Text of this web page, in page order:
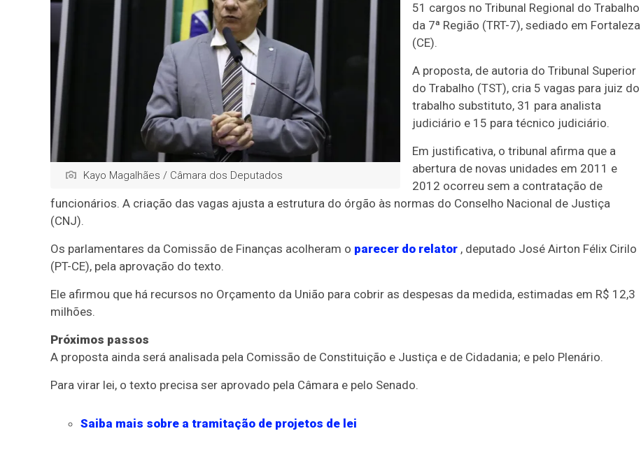
Kayo Magalhães / Câmara dos Deputados
51 cargos no Tribunal Regional do Trabalho
da 7ª Região (TRT-7), sediado em Fortaleza
(CE).
A proposta, de autoria do Tribunal Superior
do Trabalho (TST), cria 5 vagas para juiz do
trabalho substituto, 31 para analista
judiciário e 15 para técnico judiciário.
Em justificativa, o tribunal afirma que a
abertura de novas unidades em 2011 e
2012 ocorreu sem a contratação de
funcionários. A criação das vagas ajusta a estrutura do órgão às normas do Conselho Nacional de Justiça
(CNJ).
Os parlamentares da Comissão de Finanças acolheram o parecer do relator , deputado José Airton Félix Cirilo
(PT-CE), pela aprovação do texto.
Ele afirmou que há recursos no Orçamento da União para cobrir as despesas da medida, estimadas em R$ 12,3
milhões.
Próximos passos
A proposta ainda será analisada pela Comissão de Constituição e Justiça e de Cidadania; e pelo Plenário.
Para virar lei, o texto precisa ser aprovado pela Câmara e pelo Senado.
Saiba mais sobre a tramitação de projetos de lei